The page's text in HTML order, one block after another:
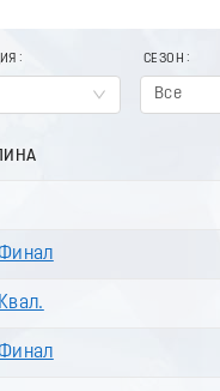
СЕЗОН
Все